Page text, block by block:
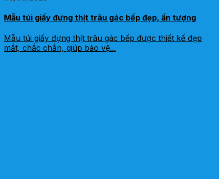
Mẫu túi giấy đựng thịt trâu gác bếp đẹp, ấn tượng
Mẫu túi giấy đựng thịt trâu gác bếp được thiết kế đẹp
mắt, chắc chắn, giúp bảo vệ...